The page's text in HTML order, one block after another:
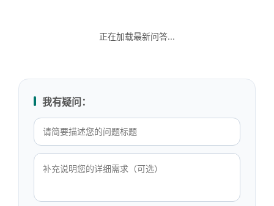
正在加载最新问答...
我有疑问：